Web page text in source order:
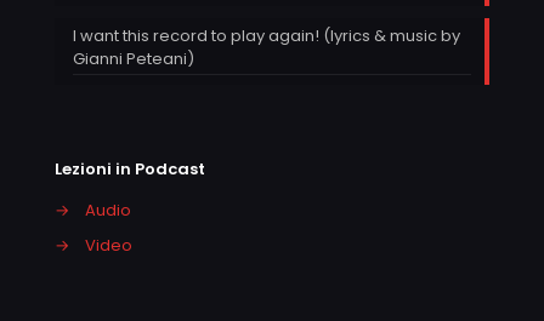
I want this record to play again! (lyrics & music by
Gianni Peteani)
Lezioni in Podcast
→
Audio
→
Video